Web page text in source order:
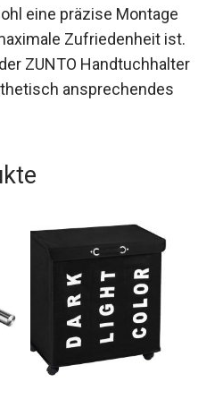
eine präzise Montage
Zufriedenheit ist.
ZUNTO Handtuchhalter
ansprechendes